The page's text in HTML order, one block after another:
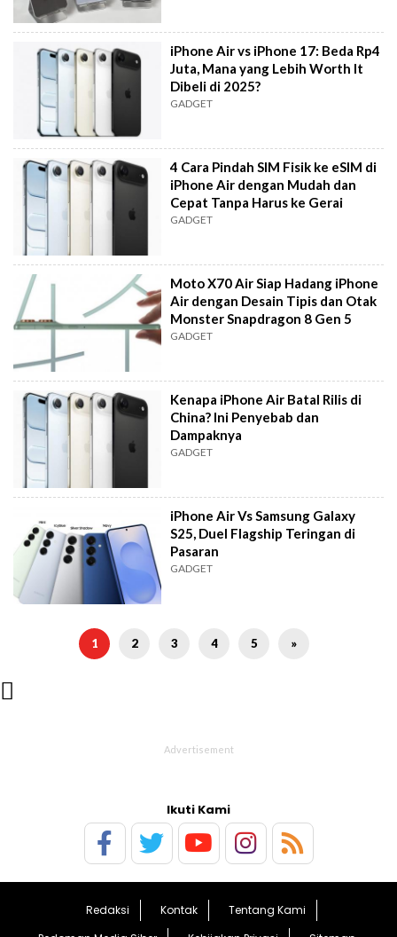
iPhone Air vs iPhone 17: Beda Rp4
Juta, Mana yang Lebih Worth It
Dibeli di 2025?
GADGET
4 Cara Pindah SIM Fisik ke eSIM di
iPhone Air dengan Mudah dan
Cepat Tanpa Harus ke Gerai
GADGET
Moto X70 Air Siap Hadang iPhone
Air dengan Desain Tipis dan Otak
Monster Snapdragon 8 Gen 5
GADGET
Kenapa iPhone Air Batal Rilis di
China? Ini Penyebab dan
Dampaknya
GADGET
iPhone Air Vs Samsung Galaxy
S25, Duel Flagship Teringan di
Pasaran
GADGET
1 2 3 4 5 »

Ikuti Kami
Redaksi Kontak
Tentang Kami